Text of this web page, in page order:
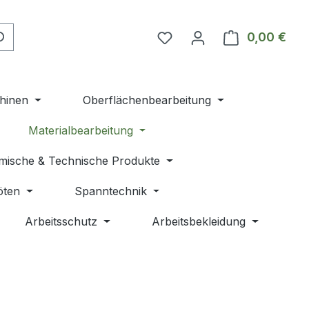
Du hast 0 Produkte auf
0,00 €
Oberflächenbearbeitung
Materialbearbeitung
& Technische Produkte
Spanntechnik
Arbeitsschutz Arbeitsbekleidung